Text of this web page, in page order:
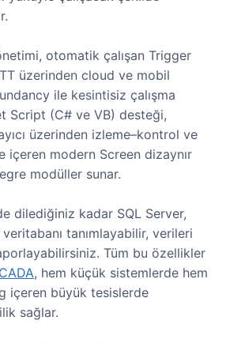
otomatik çalışan Trigger
üzerinden cloud ve mobil
ile kesintisiz çalışma
Script (C# ve VB) desteği,
üzerinden izleme–kontrol ve
içeren modern Screen dizaynır
modüller sunar.
dilediğiniz kadar SQL Server,
tanımlayabilir, verileri
Tüm bu özellikler
, hem küçük sistemlerde hem
içeren büyük tesislerde
sağlar.